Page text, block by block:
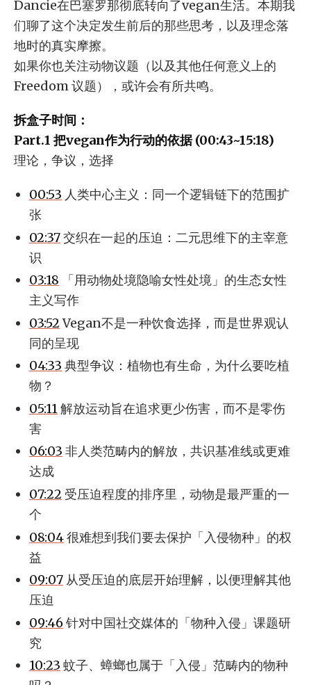
Dancie在巴塞罗那彻底转向了vegan生活。本期我
们聊了这个决定发生前后的那些思考，以及理念落
地时的真实摩擦。
如果你也关注动物议题（以及其他任何意义上的
Freedom 议题），或许会有所共鸣。
拆盒子时间：
Part.1 把vegan作为行动的依据 (00:43~15:18)
理论，争议，选择
00:53 人类中心主义：同一个逻辑链下的范围扩
张
02:37交织在一起的压迫：二元思维下的主宰意
识
03:18 「用动物处境隐喻女性处境」的生态女性
主义写作
03:52Vegan不是一种饮食选择，而是世界观认
同的呈现
04:33 典型争议：植物也有生命，为什么要吃植
物？
05:11解放运动旨在追求更少伤害，而不是零伤
害
06:03 非人类范畴内的解放，共识基准线或更难
达成
07:22 受压迫程度的排序里，动物是最严重的一
个
08:04很难想到我们要去保护「入侵物种」的权
益
09:07 从受压迫的底层开始理解，以便理解其他
压迫
09:46 针对中国社交媒体的「物种入侵」课题研
究
10:23 蚊子、蟑螂也属于「入侵」范畴内的物种